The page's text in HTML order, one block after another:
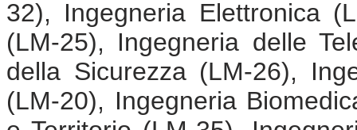
32), Ingegneria Elettronica
(LM-25), Ingegneria delle
della Sicurezza (LM-26),
(LM-20), Ingegneria